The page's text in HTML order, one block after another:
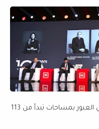
مزايا تطلق Town Ten بعرابي الجديدة في العبور بمساحات تبدأ من 113